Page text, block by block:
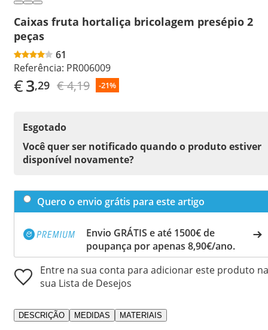
Caixas fruta hortaliça bricolagem presépio 2
peças
61
Referência: PR006009
€3,29 € 4,19 -21%
Esgotado
Você quer ser notificado quando o produto estiver
disponível novamente?
Quero o envio grátis para este artigo
Envio GRÁTIS e até 1500€ de
poupança por apenas 8,90€/ano.
Entre na sua conta para adicionar este produto na
sua Lista de Desejos
DESCRIÇÃO MEDIDAS MATERIAIS